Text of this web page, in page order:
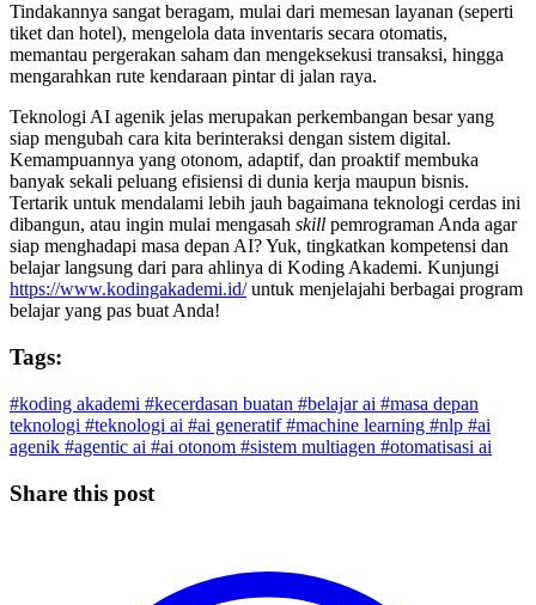
Tindakannya sangat beragam, mulai dari memesan layanan (seperti
tiket dan hotel), mengelola data inventaris secara otomatis,
memantau pergerakan saham dan mengeksekusi transaksi, hingga
mengarahkan rute kendaraan pintar di jalan raya.
Teknologi AI agenik jelas merupakan perkembangan besar yang
siap mengubah cara kita berinteraksi dengan sistem digital.
Kemampuannya yang otonom, adaptif, dan proaktif membuka
banyak sekali peluang efisiensi di dunia kerja maupun bisnis.
Tertarik untuk mendalami lebih jauh bagaimana teknologi cerdas ini
dibangun, atau ingin mulai mengasah skill pemrograman Anda agar
siap menghadapi masa depan AI? Yuk, tingkatkan kompetensi dan
belajar langsung dari para ahlinya di Koding Akademi. Kunjungi
https://www.kodingakademi.id/untuk menjelajahi berbagai program
belajar yang pas buat Anda!
Tags:
#koding akademi #kecerdasan buatan #belajar ai #masa depan
teknologi #teknologi ai #ai generatif#machine learning #nlp #ai
agenik #agentic ai #ai otonom #sistem multiagen #otomatisasi ai
Share this post